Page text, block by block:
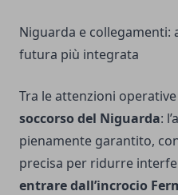
Niguarda e collegamenti:
futura più integrata
Tra le attenzioni operative
soccorso del Niguarda:
pienamente garantito,
precisa per ridurre
entrare dall’incrocio